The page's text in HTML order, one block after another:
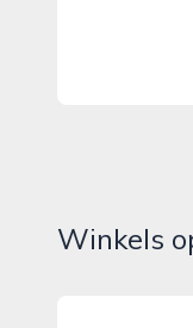
Winkels